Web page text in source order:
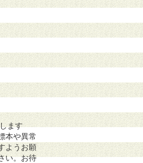
ます
本や異常
ようお願
い。お待